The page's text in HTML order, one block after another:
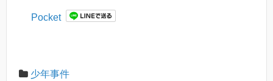
Pocket
少年事件